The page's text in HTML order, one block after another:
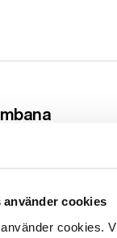
använder cookies
cookies.
09-01